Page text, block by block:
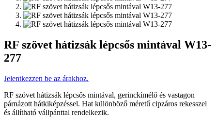
RF szövet hátizsák lépcsős mintával W13-
277
Jelentkezzen be az árakhoz.
RF szövet hátizsák lépcsős mintával, gerinckímélő és vastagon
párnázott hátkiképzéssel. Hat különböző méretű cipzáros rekesszel
és állítható vállpánttal rendelkezik.